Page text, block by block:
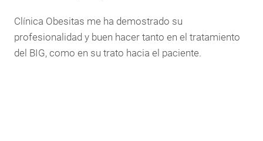
Clínica Obesitas me ha demostrado su
profesionalidad y buen hacer tanto en el tratamiento
del BIG, como en su trato hacia el paciente.